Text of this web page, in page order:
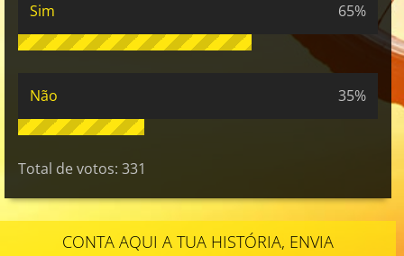
Sim 65%
Não 35%
Total de votos: 331
CONTA AQUI A TUA HISTÓRIA, ENVIA